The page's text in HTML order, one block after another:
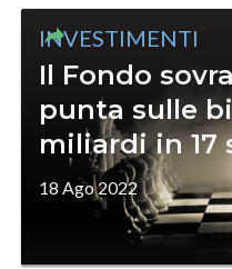
INVESTIMENTI
Il Fondo
punta sulle
miliardi in 17
18 Ago 2022